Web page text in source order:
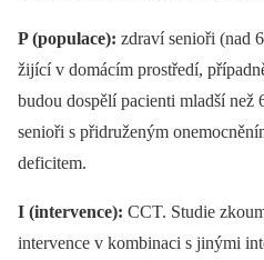
P (populace): zdraví senioři (nad
žijící v domácím prostředí,
budou dospělí pacienti mladší než
senioři s přidruženým
deficitem.
I (intervence): CCT. Studie
intervence v kombinaci s jinými